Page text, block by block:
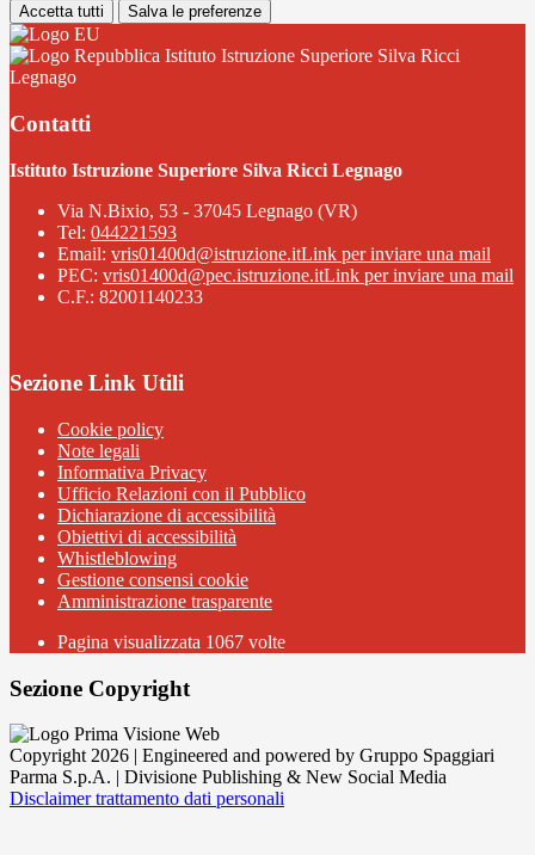
Accetta tutti Salva le preferenze
Istituto Istruzione Superiore Silva Ricci
Legnago
Contatti
Istituto Istruzione Superiore Silva Ricci Legnago
Via N.Bixio, 53 - 37045 Legnago (VR)
Tel: 044221593
Email: vris01400d@istruzione.itLink per inviare una mail
PEC: vris01400d@pec.istruzione.itLink per inviare una mail
C.F.: 82001140233
Sezione Link Utili
Cookie policy
Note legali
Informativa Privacy
Ufficio Relazioni con il Pubblico
Dichiarazione di accessibilità
Obiettivi di accessibilità
Whistleblowing
Gestione consensi cookie
Amministrazione trasparente
Pagina visualizzata 1067 volte
Sezione Copyright
Copyright 2026 | Engineered and powered by Gruppo Spaggiari
Parma S.p.A. | Divisione Publishing & New Social Media
Disclaimer trattamento dati personali